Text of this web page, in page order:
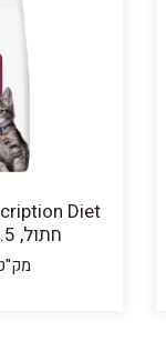
חתול, 1.5 ק"ג (עם עוף)
מק"ט: